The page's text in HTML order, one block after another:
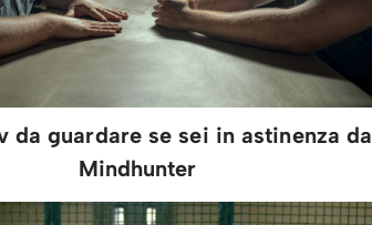
da guardare se sei in astinenza da
Mindhunter